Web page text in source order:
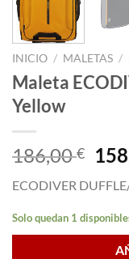
INICIO / MALETAS /
Maleta
Yellow
186,00€
El
era:
ECODIVER
Solo quedan 1